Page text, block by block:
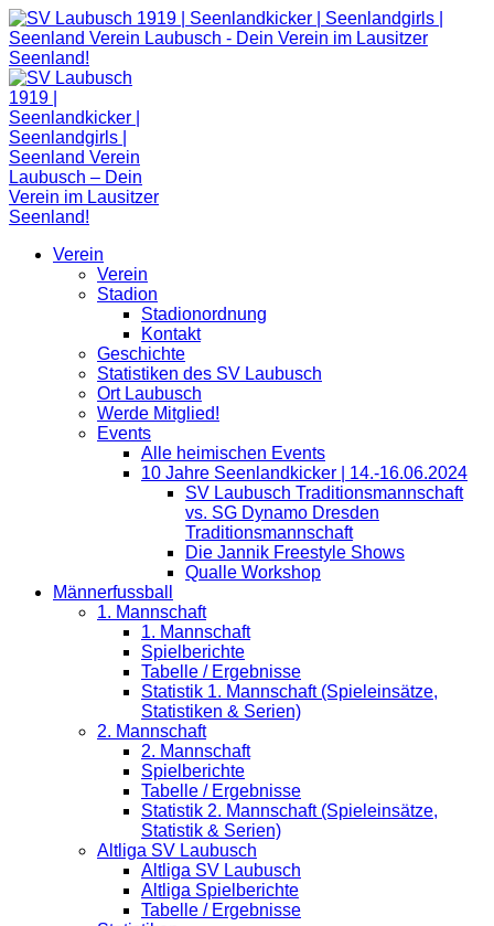
Zum
Inhalt
springen
Verein
Verein
Stadion
Stadionordnung
Kontakt
Geschichte
Statistiken des SV Laubusch
Ort Laubusch
Werde Mitglied!
Events
Alle heimischen Events
10 Jahre Seenlandkicker | 14.-16.06.2024
SV Laubusch Traditionsmannschaft
vs. SG Dynamo Dresden
Traditionsmannschaft
Die Jannik Freestyle Shows
Qualle Workshop
Männerfussball
1. Mannschaft
1. Mannschaft
Spielberichte
Tabelle / Ergebnisse
Statistik 1. Mannschaft (Spieleinsätze,
Statistiken & Serien)
2. Mannschaft
2. Mannschaft
Spielberichte
Tabelle / Ergebnisse
Statistik 2. Mannschaft (Spieleinsätze,
Statistik & Serien)
Altliga SV Laubusch
Altliga SV Laubusch
Altliga Spielberichte
Tabelle / Ergebnisse